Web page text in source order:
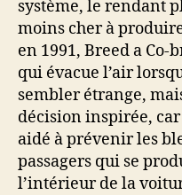
système, le rendant
moins cher à
en 1991, Breed a Co-
qui évacue l’air
sembler étrange,
décision inspirée,
aidé à prévenir les
passagers qui se
l’intérieur de la